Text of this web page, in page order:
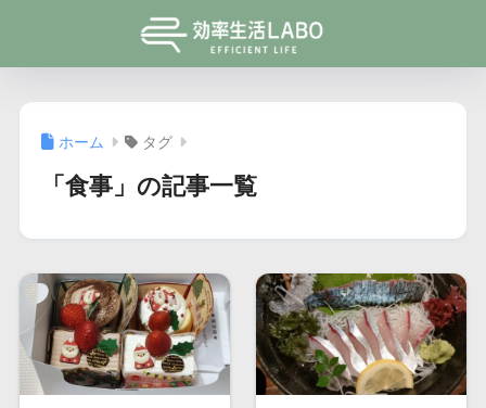
ホーム タグ
「食事」の記事一覧